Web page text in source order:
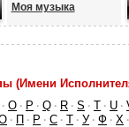
Моя музыка
(Имени
· O · P · Q · R · S · T · U ·
· П · Р · С · Т · У · Ф · Х